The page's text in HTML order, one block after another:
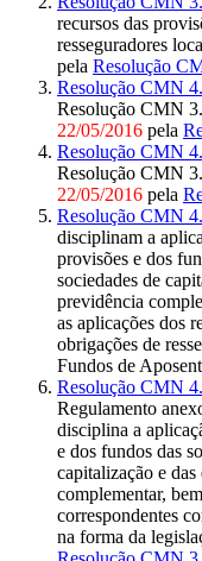
recursos das
resseguradores
pela Resolução
Resolução CMN
Resolução CMN
22/05/2016 pela
Resolução CMN
Resolução CMN
22/05/2016 pela
Resolução CMN
disciplinam a
provisões e dos
sociedades de
previdência
as aplicações dos
obrigações de
Fundos de
Resolução CMN
Regulamento
disciplina a
e dos fundos das
capitalização e
complementar,
correspondentes
na forma da